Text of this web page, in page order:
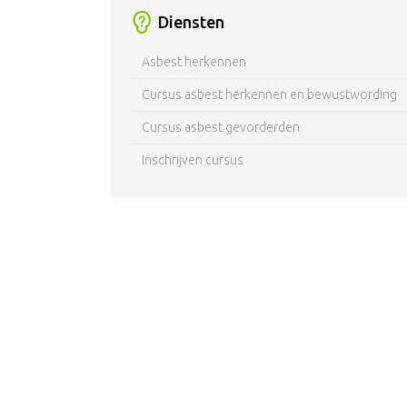
Diensten
Asbest herkennen
Cursus asbest herkennen en bewustwording
Cursus asbest gevorderden
Inschrijven cursus